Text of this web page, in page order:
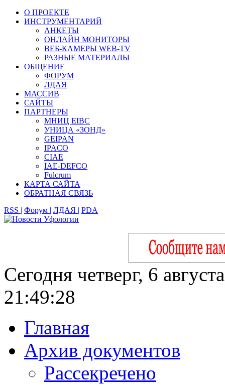
О ПРОЕКТЕ
ИНСТРУМЕНТАРИЙ
АНКЕТЫ
ОНЛАЙН МОНИТОРЫ
ВЕБ-КАМЕРЫ WEB-TV
РАЗНЫЕ МАТЕРИАЛЫ
ОБЩЕНИЕ
ФОРУМ
ЛДАЯ
МАССИВ
САЙТЫ
ПАРТНЕРЫ
МНИЦ EIBC
УНИЦА «ЗОНД»
GEIPAN
IPACO
CIAE
IAE-DEFCO
Fulcrum
КАРТА САЙТА
ОБРАТНАЯ СВЯЗЬ
RSS | Форум | ЛДАЯ | PDA
Сегодня четверг, 6
21:49:29
Главная
Архив документов
Рассекречено